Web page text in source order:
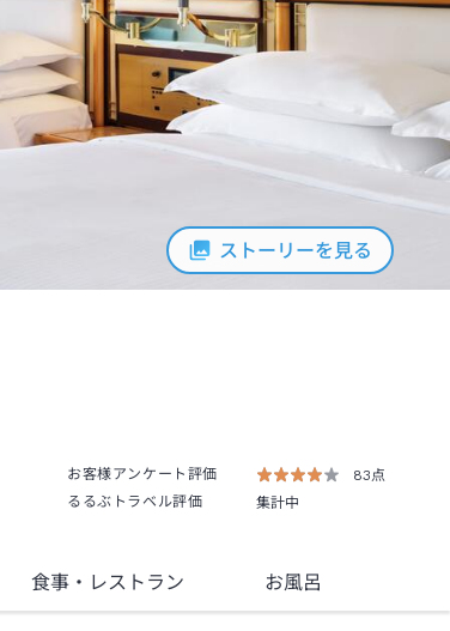
ストーリーを見る
お客様アンケート評価
83点
るるぶトラベル評価
集計中
食事 ・レストラン お風呂